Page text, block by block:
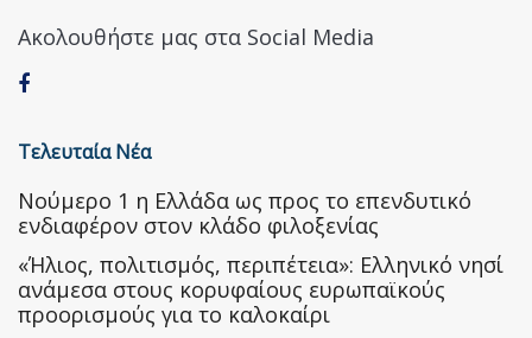
Ακολουθήστε μας στα Social Media
Τελευταία Νέα
Nούμερο 1 η Ελλάδα ως προς το επενδυτικό
ενδιαφέρον στον κλάδο φιλοξενίας
«Ήλιος, πολιτισμός, περιπέτεια»: Ελληνικό νησί
ανάμεσα στους κορυφαίους ευρωπαϊκούς
προορισμούς για το καλοκαίρι